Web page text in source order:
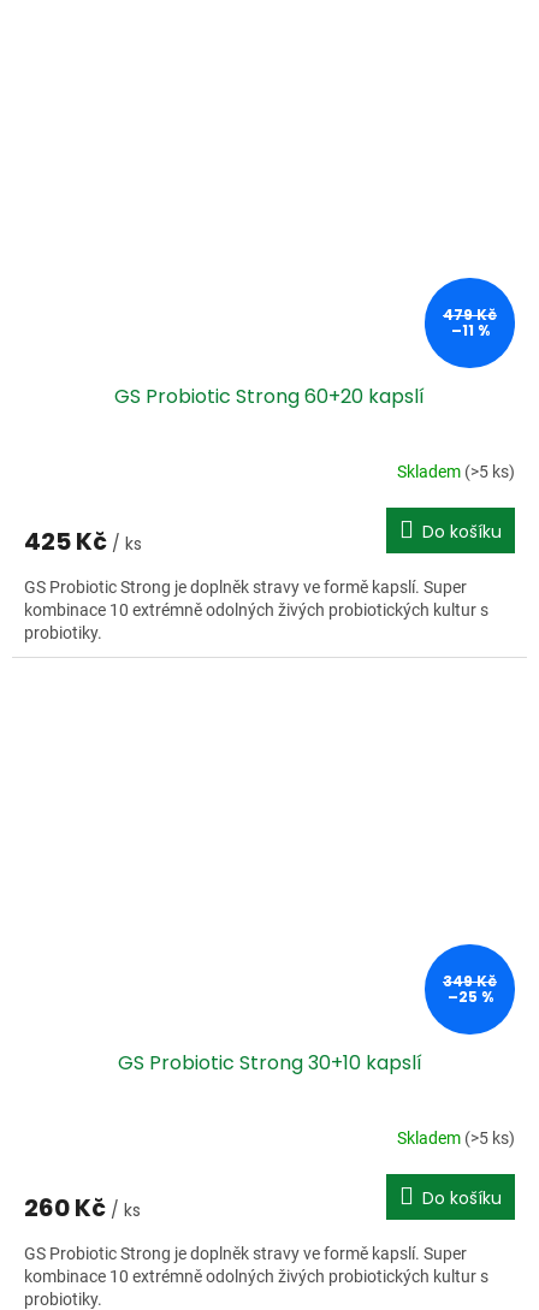
479 Kč
–11 %
GS Probiotic Strong 60+20 kapslí
Skladem (>5 ks)
425 Kč / ks Do košíku
GS Probiotic Strong je doplněk stravy ve formě kapslí. Super
kombinace 10 extrémně odolných živých probiotických kultur s
probiotiky.
349 Kč
–25 %
GS Probiotic Strong 30+10 kapslí
Skladem (>5 ks)
260 Kč / ks Do košíku
GS Probiotic Strong je doplněk stravy ve formě kapslí. Super
kombinace 10 extrémně odolných živých probiotických kultur s
probiotiky.